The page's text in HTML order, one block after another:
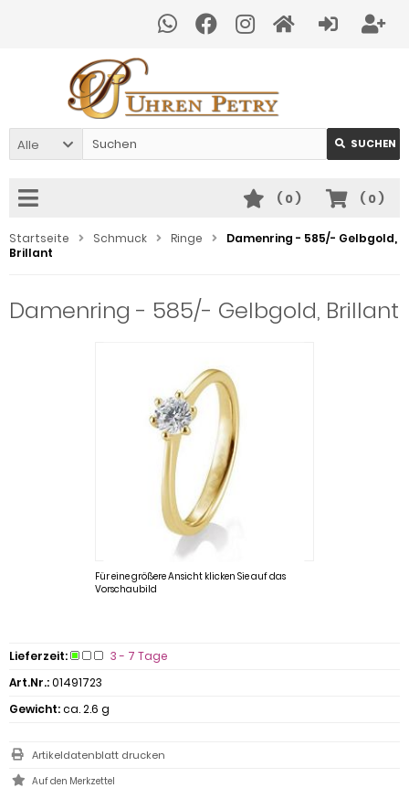
Alle SUCHEN
( 0)
( 0)
Startseite Schmuck Ringe
Damenring - 585/- Gelbgold,
Brillant
Damenring - 585/- Gelbgold, Brillant
Für eine größere Ansicht klicken Sie auf das
Vorschaubild
Lieferzeit:
3 - 7 Tage
Art.Nr.:01491723
Gewicht:ca. 2.6 g
Artikeldatenblatt drucken